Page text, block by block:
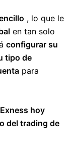
, lo que le
en tan solo
configurar su
tipo de
para
hoy
del trading de